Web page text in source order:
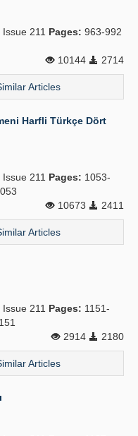
211 Pages: 963-992
10144
2714
Articles
Harfli Türkçe Dört
211 Pages: 1053-
10673
2411
Articles
211 Pages: 1151-
2914
2180
Articles